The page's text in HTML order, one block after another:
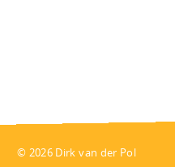
© 2026 Dirk van der Pol